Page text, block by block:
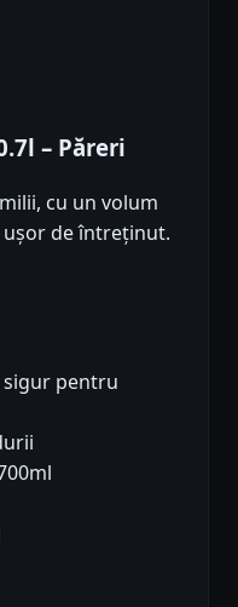
– Păreri
cu un volum
de întreținut.
pentru